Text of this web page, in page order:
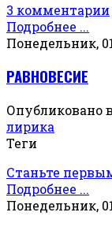
3 комментарии
Подробнее ...
Понедельник,
РАВНОВЕСИЕ
Опубликовано в
лирика
Теги
Станьте
Подробнее ...
Понедельник,